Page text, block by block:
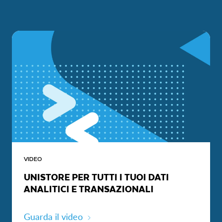
VIDEO
UNISTORE PER TUTTI I TUOI DATI
ANALITICI E TRANSAZIONALI
Guarda il video